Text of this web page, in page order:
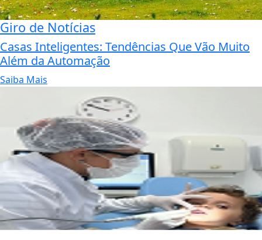
Giro de Notícias
Casas Inteligentes: Tendências Que Vão Muito
Além da Automação
Saiba Mais